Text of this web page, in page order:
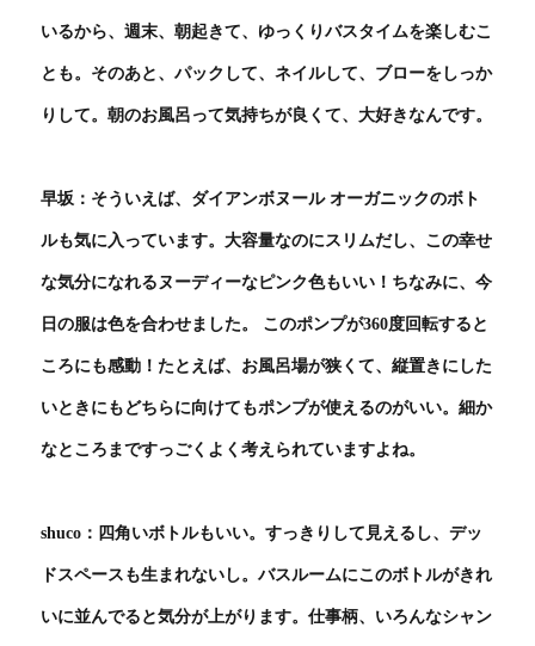
いるから、週末、朝起きて、ゆっくりバスタイムを楽しむこ
とも。そのあと、パックして、ネイルして、ブローをしっか
りして。朝のお風呂って気持ちが良くて、大好きなんです。
早坂：そういえば、ダイアンボヌール オーガニックのボト
ルも気に入っています。大容量なのにスリムだし、この幸せ
な気分になれるヌーディーなピンク色もいい！ちなみに、今
日の服は色を合わせました。 このポンプが360度回転すると
ころにも感動！たとえば、お風呂場が狭くて、縦置きにした
いときにもどちらに向けてもポンプが使えるのがいい。細か
なところまですっごくよく考えられていますよね。
shuco：四角いボトルもいい。すっきりして見えるし、デッ
ドスペースも生まれないし。バスルームにこのボトルがきれ
いに並んでると気分が上がります。仕事柄、いろんなシャン